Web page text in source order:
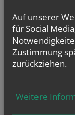
Auf unserer
für Social
Zustimmung
zurückziehen.
Weitere